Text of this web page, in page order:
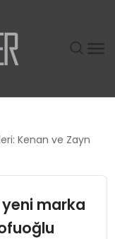
Kenan ve Zayn
yeni marka